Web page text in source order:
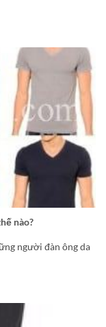
nào?
người đàn ông da